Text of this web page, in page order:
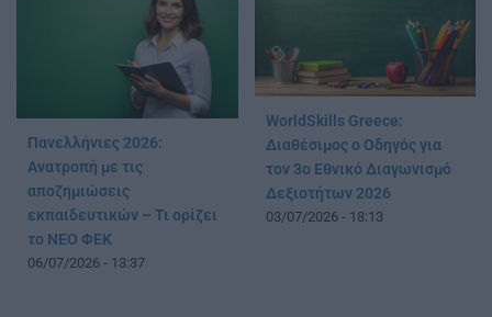
Πανελλήνιες 2026:
Ανατροπή με τις
αποζημιώσεις
εκπαιδευτικών – Τι ορίζει
το ΝΕΟ ΦΕΚ
06/07/2026 - 13:37
WorldSkills Greece:
Διαθέσιμος ο Οδηγός για
τον 3ο Εθνικό Διαγωνισμό
Δεξιοτήτων 2026
03/07/2026 - 18:13